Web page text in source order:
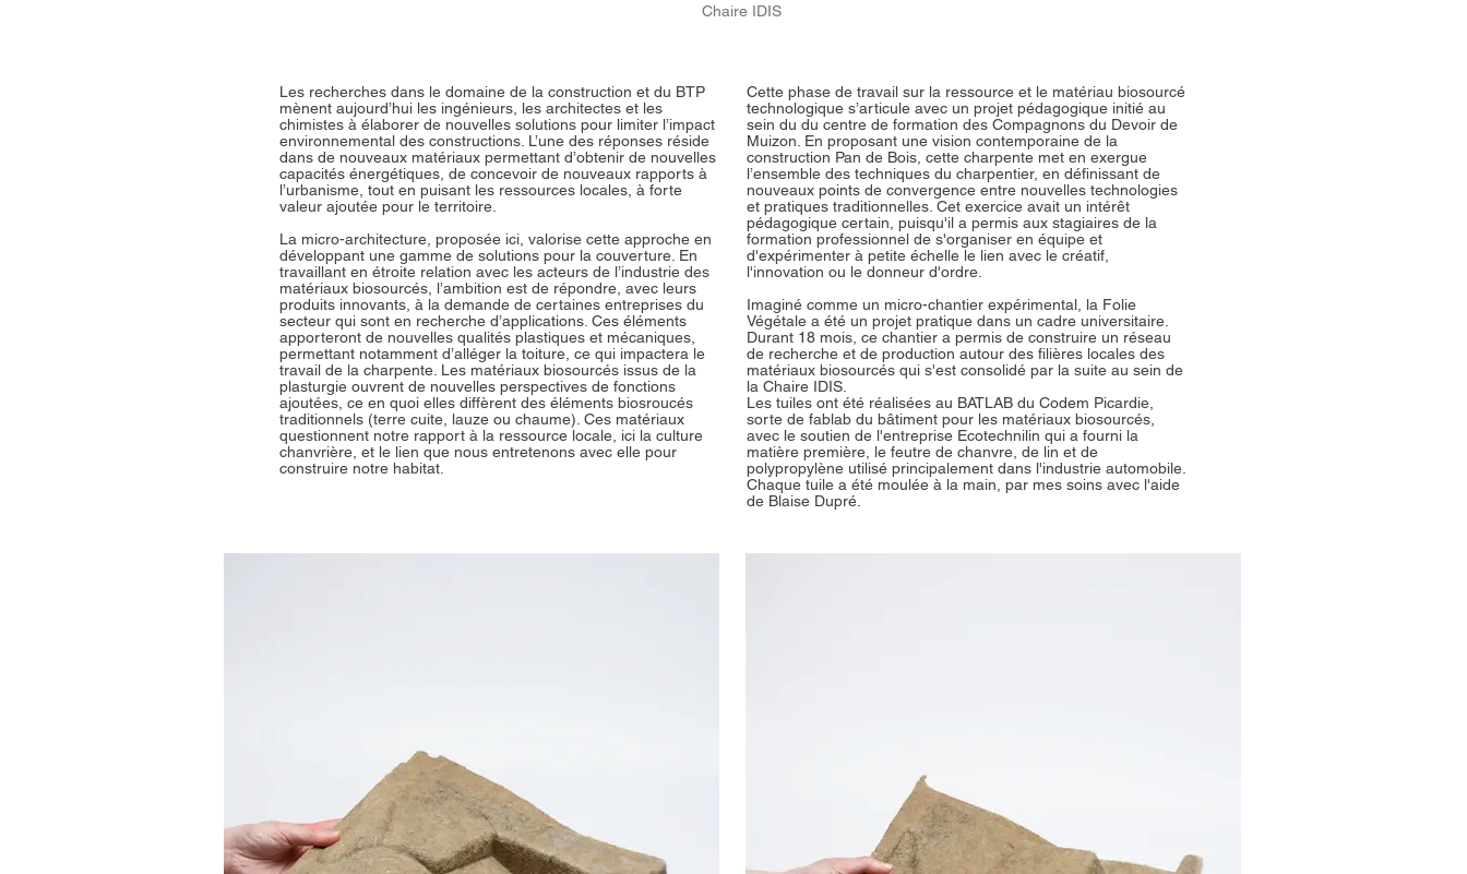
Chaire IDIS
Cette phase de travail sur la ressource et le matériau biosourcé
technologique s’articule avec un projet pédagogique initié au
sein du du centre de formation des Compagnons du Devoir de
Muizon. En proposant une vision contemporaine de la
construction Pan de Bois, cette charpente met en exergue
l’ensemble des techniques du charpentier, en définissant de
nouveaux points de convergence entre nouvelles technologies
et pratiques traditionnelles. Cet exercice avait un intérêt
pédagogique certain, puisqu'il a permis aux stagiaires de la
formation professionnel de s'organiser en équipe et
d'expérimenter à petite échelle le lien avec le créatif,
l'innovation ou le donneur d'ordre.
Imaginé comme un micro-chantier expérimental, la Folie
Végétale a été un projet pratique dans un cadre universitaire.
Durant 18 mois, ce chantier a permis de construire un réseau
de recherche et de production autour des filières locales des
matériaux biosourcés qui s'est consolidé par la suite au sein de
la Chaire IDIS.
Les tuiles ont été réalisées au BATLAB du Codem Picardie,
sorte de fablab du bâtiment pour les matériaux biosourcés,
avec le soutien de l'entreprise Ecotechnilin qui a fourni la
matière première, le feutre de chanvre, de lin et de
polypropylène utilisé principalement dans l'industrie automobile.
Chaque tuile a été moulée à la main, par mes soins avec l'aide
de Blaise Dupré.
Les recherches dans le domaine de la construction et du BTP
mènent aujourd’hui les ingénieurs, les architectes et les
chimistes à élaborer de nouvelles solutions pour limiter l’impact
environnemental des constructions. L’une des réponses réside
dans de nouveaux matériaux permettant d’obtenir de nouvelles
capacités énergétiques, de concevoir de nouveaux rapports à
l’urbanisme, tout en puisant les ressources locales, à forte
valeur ajoutée pour le territoire.
La micro-architecture, proposée ici, valorise cette approche en
développant une gamme de solutions pour la couverture. En
travaillant en étroite relation avec les acteurs de l’industrie des
matériaux biosourcés, l’ambition est de répondre, avec leurs
produits innovants, à la demande de certaines entreprises du
secteur qui sont en recherche d’applications. Ces éléments
apporteront de nouvelles qualités plastiques et mécaniques,
permettant notamment d’alléger la toiture, ce qui impactera le
travail de la charpente. Les matériaux biosourcés issus de la
plasturgie ouvrent de nouvelles perspectives de fonctions
ajoutées, ce en quoi elles diffèrent des éléments biosroucés
traditionnels (terre cuite, lauze ou chaume). Ces matériaux
questionnent notre rapport à la ressource locale, ici la culture
chanvrière, et le lien que nous entretenons avec elle pour
construire notre habitat.